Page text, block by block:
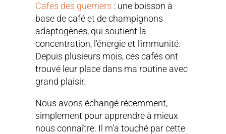
Cafés des guerriers : une boisson à
base de café et de champignons
adaptogènes, qui soutient la
concentration, l’énergie et l’immunité.
Depuis plusieurs mois, ces cafés ont
trouvé leur place dans ma routine avec
grand plaisir.
Nous avons échangé récemment,
simplement pour apprendre à mieux
nous connaître. Il m’a touché par cette